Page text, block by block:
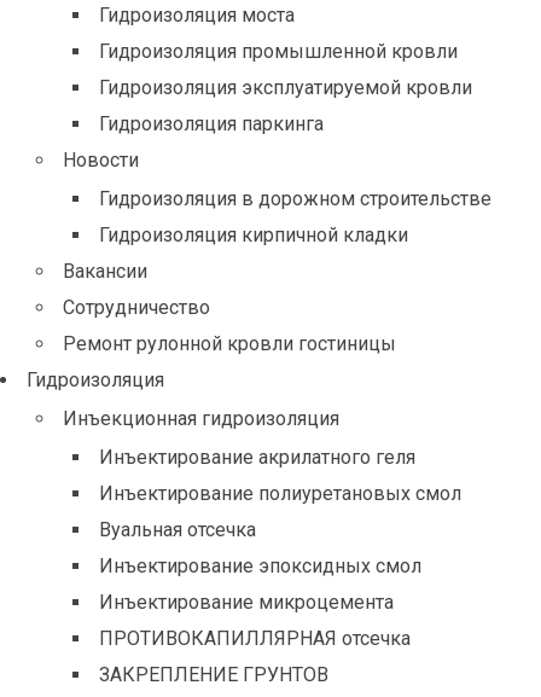
Гидроизоляция моста
Гидроизоляция промышленной кровли
Гидроизоляция эксплуатируемой кровли
Гидроизоляция паркинга
Новости
Гидроизоляция в дорожном строительстве
Гидроизоляция кирпичной кладки
Вакансии
Сотрудничество
Ремонт рулонной кровли гостиницы
Гидроизоляция
Инъекционная гидроизоляция
Инъектирование акрилатного геля
Инъектирование полиуретановых смол
Вуальная отсечка
Инъектирование эпоксидных смол
Инъектирование микроцемента
ПРОТИВОКАПИЛЛЯРНАЯ отсечка
ЗАКРЕПЛЕНИЕ ГРУНТОВ